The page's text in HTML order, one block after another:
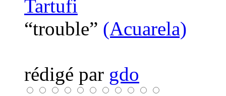
Tartufi
“trouble” (Acuarela)
rédigé par gdo